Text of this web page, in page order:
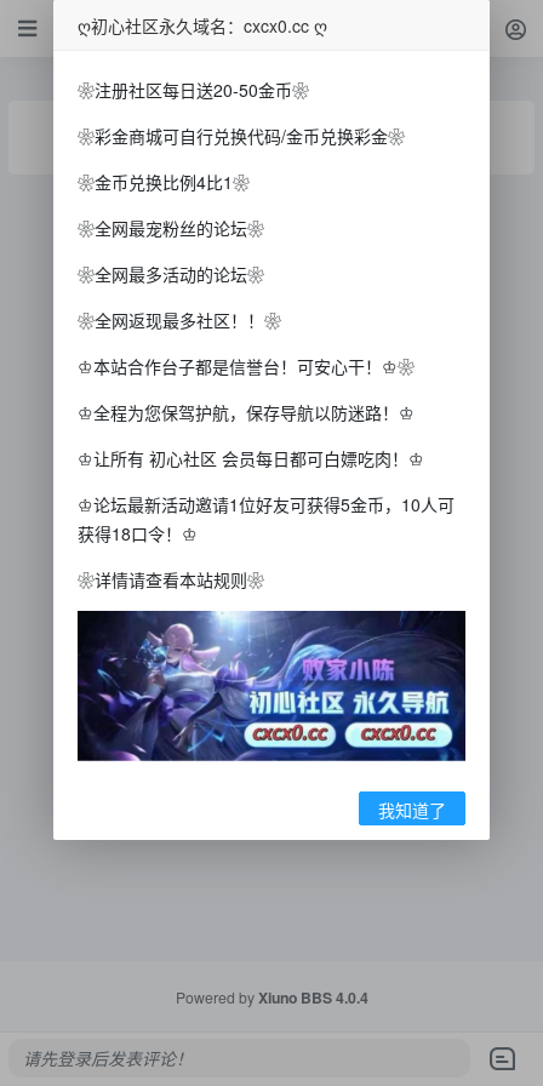
主题不存在
Powered byXiuno BBS4.0.4
请先登录后发表评论！
ღ初心社区永久域名：cxcx0.cc ღ
❀注册社区每日送20-50金币❀
❀彩金商城可自行兑换代码/金币兑换彩金❀
❀金币兑换比例4比1❀
❀全网最宠粉丝的论坛❀
❀全网最多活动的论坛❀
❀全网返现最多社区！！❀
♔本站合作台子都是信誉台！可安心干！♔❀
♔全程为您保驾护航，保存导航以防迷路！♔
♔让所有 初心社区 会员每日都可白嫖吃肉！♔
♔论坛最新活动邀请1位好友可获得5金币，10人可
获得18口令！♔
❀详情请查看本站规则❀
我知道了